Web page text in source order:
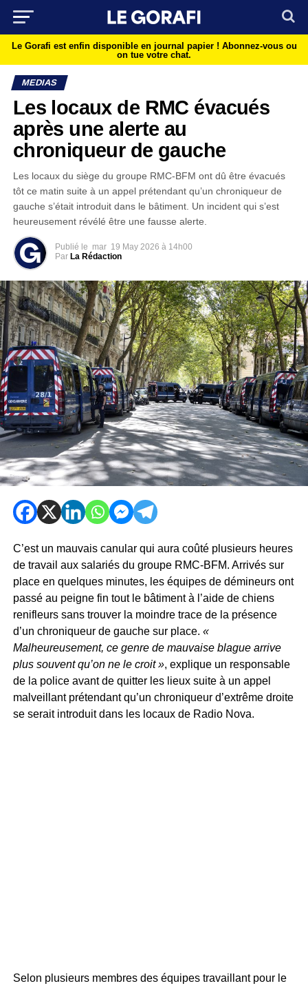
Le Gorafi est enfin disponible en journal papier ! Abonnez-vous ou
on tue votre chat.
MEDIAS
Les locaux de RMC évacués
après une alerte au
chroniqueur de gauche
Les locaux du siège du groupe RMC-BFM ont dû être évacués
tôt ce matin suite à un appel prétendant qu’un chroniqueur de
gauche s’était introduit dans le bâtiment. Un incident qui s’est
heureusement révélé être une fausse alerte.
Publié le mar 19 May 2026 à 14h00
Par La Rédaction
C’est un mauvais canular qui aura coûté plusieurs heures
de travail aux salariés du groupe RMC-BFM. Arrivés sur
place en quelques minutes, les équipes de démineurs ont
passé au peigne fin tout le bâtiment à l’aide de chiens
renifleurs sans trouver la moindre trace de la présence
d’un chroniqueur de gauche sur place. «
Malheureusement, ce genre de mauvaise blague arrive
plus souvent qu’on ne le croit », explique un responsable
de la police avant de quitter les lieux suite à un appel
malveillant prétendant qu’un chroniqueur d’extrême droite
se serait introduit dans les locaux de Radio Nova.
Selon plusieurs membres des équipes travaillant pour le